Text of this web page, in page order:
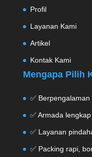
Profil
Layanan Kami
Artikel
Kontak Kami
Mengapa Pilih
✅
✅ Armada
✅ Layanan
✅ Packing rapi,